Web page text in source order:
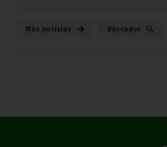
Más noticias Búscador